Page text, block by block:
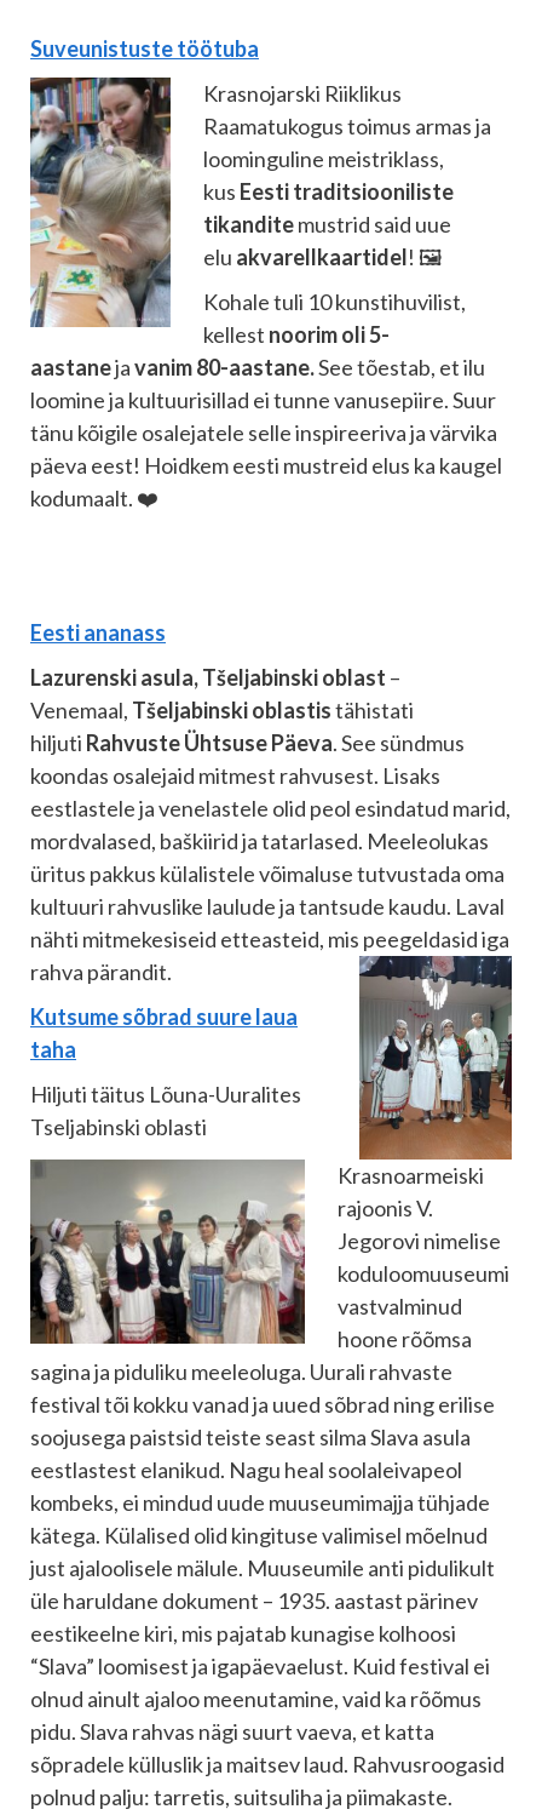
Suveunistuste töötuba
Krasnojarski Riiklikus
Raamatukogus toimus armas ja
loominguline meistriklass,
kus Eesti traditsiooniliste
tikanditemustrid said uue
elu akvarellkaartidel! 🖼️
Kohale tuli 10 kunstihuvilist,
kellest noorim oli 5-
aastanejavanim 80-aastane.See tõestab, et ilu
loomine ja kultuurisillad ei tunne vanusepiire. Suur
tänu kõigile osalejatele selle inspireeriva ja värvika
päeva eest! Hoidkem eesti mustreid elus ka kaugel
kodumaalt. ❤️
Eesti ananass
Lazurenski asula, Tšeljabinski oblast –
Venemaal, Tšeljabinski oblastistähistati
hiljuti Rahvuste Ühtsuse Päeva. See sündmus
koondas osalejaid mitmest rahvusest. Lisaks
eestlastele ja venelastele olid peol esindatud marid,
mordvalased, baškiirid ja tatarlased. Meeleolukas
üritus pakkus külalistele võimaluse tutvustada oma
kultuuri rahvuslike laulude ja tantsude kaudu. Laval
nähti mitmekesiseid etteasteid, mis peegeldasid iga
rahva pärandit.
Kutsume sõbrad suure laua
taha
Hiljuti täitus Lõuna-Uuralites
Tseljabinski oblasti
Krasnoarmeiski
rajoonis V.
Jegorovi nimelise
koduloomuuseumi
vastvalminud
hoone rõõmsa
sagina ja piduliku meeleoluga. Uurali rahvaste
festival tõi kokku vanad ja uued sõbrad ning erilise
soojusega paistsid teiste seast silma Slava asula
eestlastest elanikud. Nagu heal soolaleivapeol
kombeks, ei mindud uude muuseumimajja tühjade
kätega. Külalised olid kingituse valimisel mõelnud
just ajaloolisele mälule. Muuseumile anti pidulikult
üle haruldane dokument – 1935. aastast pärinev
eestikeelne kiri, mis pajatab kunagise kolhoosi
“Slava” loomisest ja igapäevaelust. Kuid festival ei
olnud ainult ajaloo meenutamine, vaid ka rõõmus
pidu. Slava rahvas nägi suurt vaeva, et katta
sõpradele külluslik ja maitsev laud. Rahvusroogasid
polnud palju: tarretis, suitsuliha ja piimakaste.